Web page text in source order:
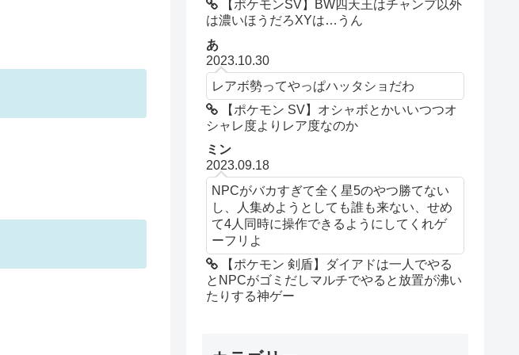
【ポケモンSV】BW四天王はチャンプ以外
は濃いほうだろXYは…うん
あ
2023.10.30
レアボ勢ってやっぱハッタショだわ
【ポケモン SV】オシャボとかいいつつオ
シャレ度よりレア度なのか
ミン
2023.09.18
NPCがバカすぎて全く星5のやつ勝てない
し、人集めようとしても誰も来ない、せめ
て4人同時に操作できるようにしてくれゲ
ーフリよ
【ポケモン 剣盾】ダイアドは一人でやる
とNPCがゴミだしマルチでやると放置が沸い
たりする神ゲー